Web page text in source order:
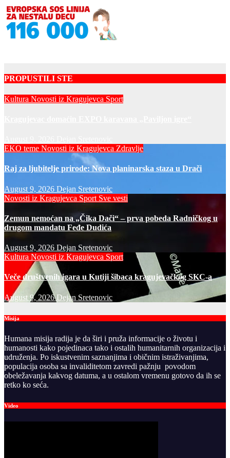
PROPUSTILI STE
Kultura Novosti iz Kragujevca Sport
EKO teme Novosti iz Kragujevca Zdravlje
Raj za ljubitelje prirode: Nova planinarska staza u Drači
August 9, 2026 Dejan Sretenovic
Novosti iz Kragujevca Sport Sve vesti
Zemun nemoćan na „Čika Dači“ – prva pobeda Radničkog u
drugom mandatu Feđe Dudića
August 9, 2026 Dejan Sretenovic
Kultura Novosti iz Kragujevca Sport
Veče društvenih igara u Kutiji šibaca kragujevačkog SKC-a
August 9, 2026Dejan Sretenovic
Misija
Humana misija radija je da širi i pruža informacije o životu i
humanosti kako pojedinaca tako i ostalih humanitarnih organizacija i
udruženja. Po iskustvenim saznanjima i običnim istraživanjima,
populacija osoba sa invaliditetom zavredi pažnju povodom
obeležavanja kakvog datuma, a u ostalom vremenu gotovo da ih se
retko ko seća.
Video